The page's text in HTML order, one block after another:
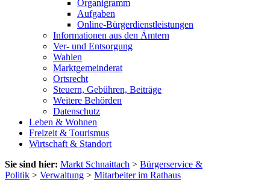
Organigramm
Aufgaben
Online-Bürgerdienstleistungen
Informationen aus den Ämtern
Ver- und Entsorgung
Wahlen
Marktgemeinderat
Ortsrecht
Steuern, Gebühren, Beiträge
Weitere Behörden
Datenschutz
Leben & Wohnen
Freizeit & Tourismus
Wirtschaft & Standort
Sie sind hier: Markt Schnaittach > Bürgerservice &
Politik > Verwaltung > Mitarbeiter im Rathaus